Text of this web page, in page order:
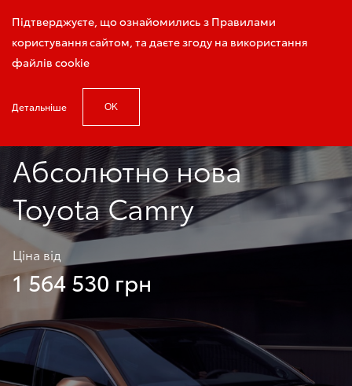
Підтверджуєте, що ознайомились з Правилами
користування сайтом, та даєте згоду на використання
файлів cookie
Детальніше OK
Запис на тест-драйв
Головна Нові автомобілі
Абсолютно нова
Toyota Camry
Ціна від
1 564 530 грн